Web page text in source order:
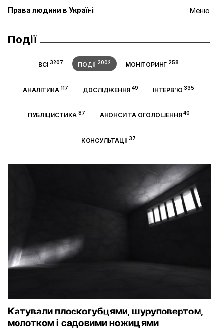
Меню
Права людини в Україні
Події
ВСІ 3207 ПОДІЇ 2002 МОНІТОРИНГ 258
АНАЛІТИКА 117 ДОСЛІДЖЕННЯ 49 ІНТЕРВ’Ю 335
ПУБЛІЦИСТИКА 87 АНОНСИ ТА ОГОЛОШЕННЯ40
КОНСУЛЬТАЦІЇ 37
Катували плоскогубцями, шуруповертом,
молотком і садовими ножицями